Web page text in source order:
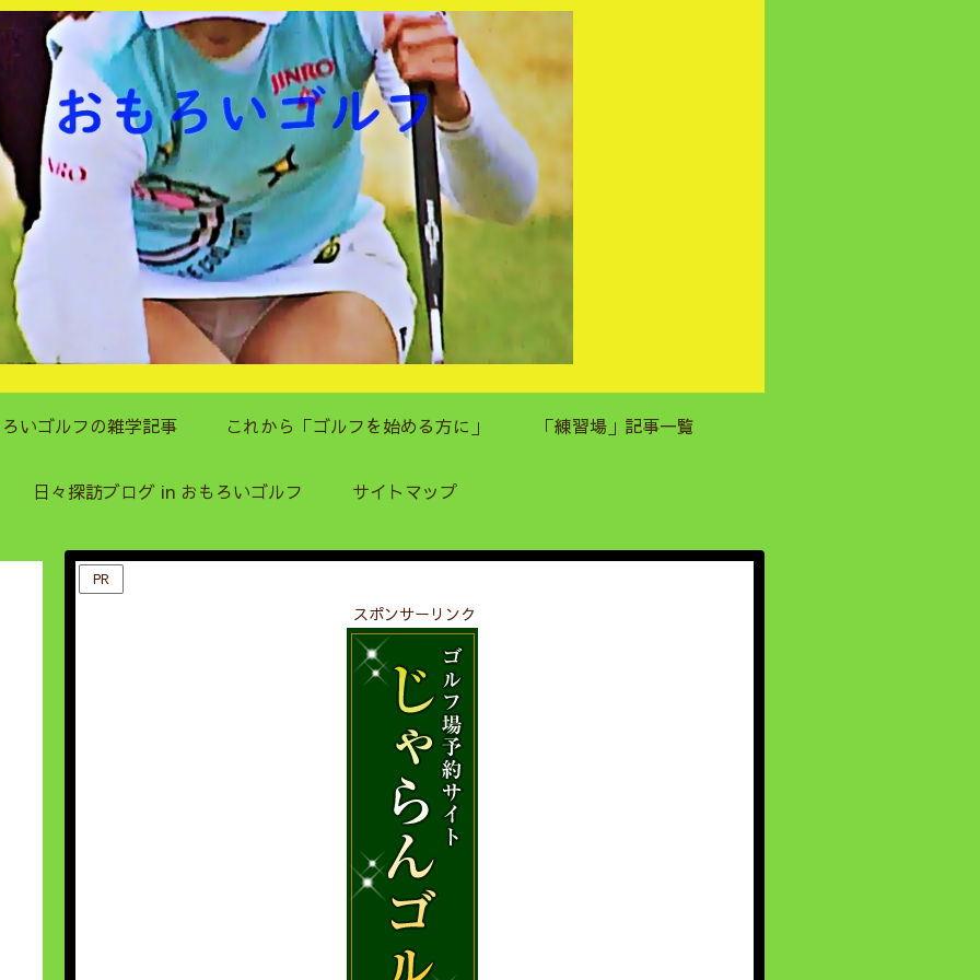
いゴルフの雑学記事 これから「ゴルフを始める方に」 「練習場」記事一覧
日々探訪ブログ in おもろいゴルフ サイトマップ
PR
スポンサーリンク